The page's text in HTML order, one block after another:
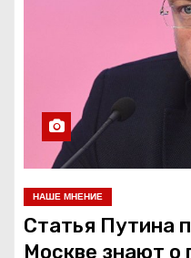
НАШЕ МНЕНИЕ
Статья Путина
Москве знают о